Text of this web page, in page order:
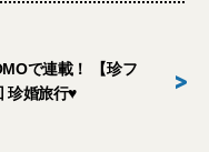
で連載！ 【珍フ
珍婚旅行♥
>